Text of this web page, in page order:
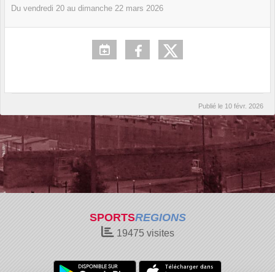
Du vendredi 20 au dimanche 22 mars 2026
Publié le 10 févr. 2026
SPORTSREGIONS
19475visites